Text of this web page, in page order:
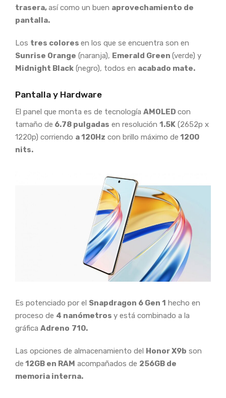
trasera,así como un buen aprovechamiento de
pantalla.
Los tres colores en los que se encuentra son en
Sunrise Orange (naranja), Emerald Green (verde) y
Midnight Black (negro), todos en acabado mate.
Pantalla y Hardware
El panel que monta es de tecnología AMOLED con
tamaño de 6.78 pulgadas en resolución 1.5K (2652p x
1220p) corriendo a 120Hz con brillo máximo de 1200
nits.
Es potenciado por el Snapdragon 6 Gen 1 hecho en
proceso de 4 nanómetros y está combinado a la
gráfica Adreno 710.
Las opciones de almacenamiento del Honor X9b son
de 12GB en RAM acompañados de 256GB de
memoria interna.